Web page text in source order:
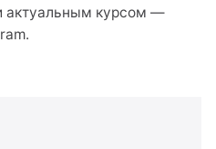
актуальным курсом —